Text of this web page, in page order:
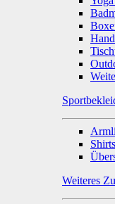
Shirts
Weiteres